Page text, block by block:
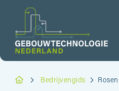
Bedrijvengids